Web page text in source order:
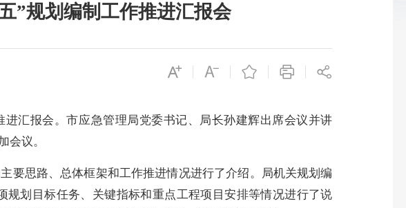
”规划编制工作推进汇报会
汇报会。市应急管理局党委书记、局长孙建辉出席会议并讲
会议。
思路、总体框架和工作推进情况进行了介绍。局机关规划编
划目标任务、关键指标和重点工程项目安排等情况进行了说